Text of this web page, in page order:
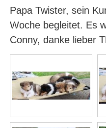
Papa Twister, sein
Woche begleitet. Es
Conny, danke lieber